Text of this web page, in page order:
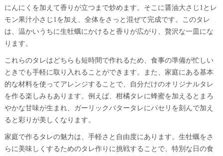
にんにくを加えて香りが立つまで炒めます。そこに醤油大さじ1とレ
モン果汁小さじ1を加え、全体をさっと混ぜて完成です。このタレ
は、温かいうちに生牡蠣にかけると香りが広がり、贅沢な一皿にな
ります。
これらのタレはどちらも短時間で作れるため、食事の準備が忙しい
ときでも手軽に取り入れることができます。また、家庭にある基本
的な材料を使ってアレンジすることで、自分だけのオリジナルタレ
を作る楽しみもあります。例えば、柑橘タレに蜂蜜を加えるとまろ
やかな甘味が生まれ、ガーリックバタータレにパセリを刻んで加え
ると彩りが美しくなります。
家庭で作るタレの魅力は、手軽さと自由度にあります。生牡蠣をさ
らに美味しくするためのタレ作りに挑戦することで、特別な日の食